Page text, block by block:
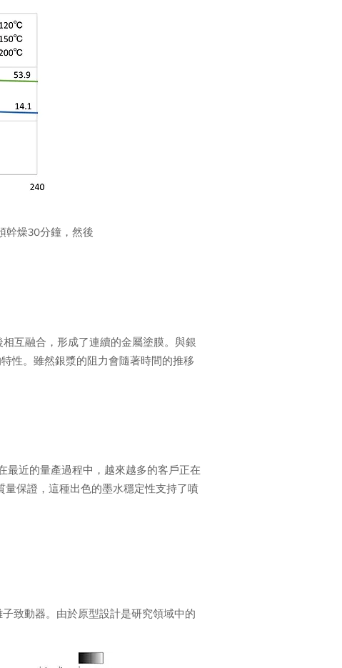
幹燥30分鐘，然後
互融合，形成了連續的金屬塗膜。與銀
性。雖然銀漿的阻力會隨著時間的推移
最近的量產過程中，越來越多的客戶正在
保證，這種出色的墨水穩定性支持了噴
致動器。由於原型設計是研究領域中的